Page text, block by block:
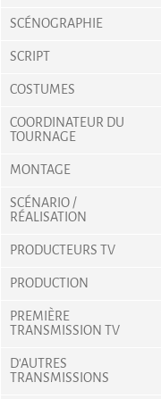
SCÉNOGRAPHIE
SCRIPT
COSTUMES
COORDINATEUR DU
TOURNAGE
MONTAGE
SCÉNARIO /
RÉALISATION
PRODUCTEURS TV
PRODUCTION
PREMIÈRE
TRANSMISSION TV
D'AUTRES
TRANSMISSIONS